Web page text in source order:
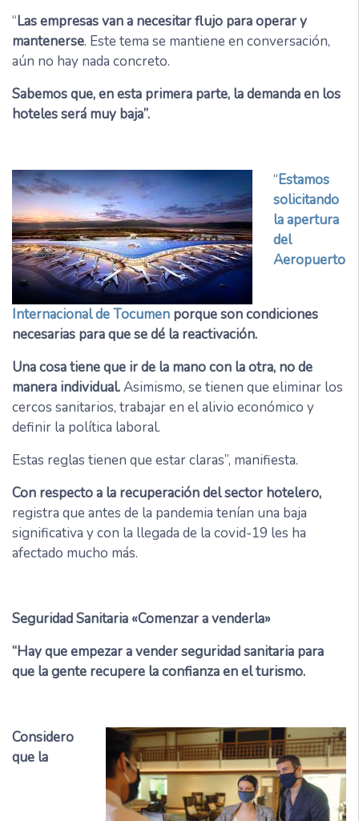
“Las empresas van a necesitar flujo para operar y
mantenerse. Este tema se mantiene en conversación,
aún no hay nada concreto.
Sabemos que, en esta primera parte, la demanda en los
hoteles será muy baja”.
“Estamos
solicitando
la apertura
del
Aeropuerto
Internacional de Tocumen porque son condiciones
necesarias para que se dé la reactivación.
Una cosa tiene que ir de la mano con la otra, no de
manera individual.Asimismo, se tienen que eliminar los
cercos sanitarios, trabajar en el alivio económico y
definir la política laboral.
Estas reglas tienen que estar claras”, manifiesta.
Con respecto a la recuperación del sector hotelero,
registra que antes de la pandemia tenían una baja
significativa y con la llegada de la covid-19 les ha
afectado mucho más.
Seguridad Sanitaria «Comenzar a venderla»
“Hay que empezar a vender seguridad sanitaria para
que la gente recupere la confianza en el turismo.
Considero
que la